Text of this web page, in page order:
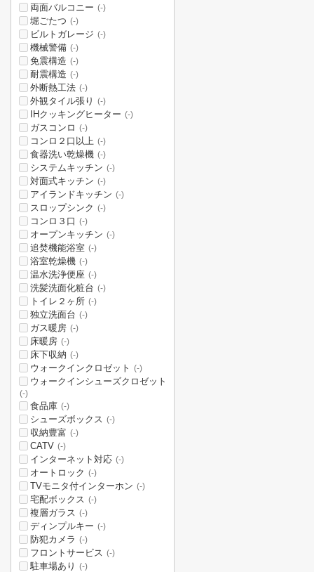
両面バルコニー (-)
堀ごたつ (-)
ビルトガレージ (-)
機械警備 (-)
免震構造 (-)
耐震構造 (-)
外断熱工法 (-)
外観タイル張り (-)
IHクッキングヒーター (-)
ガスコンロ (-)
コンロ２口以上 (-)
食器洗い乾燥機 (-)
システムキッチン (-)
対面式キッチン (-)
アイランドキッチン (-)
スロップシンク (-)
コンロ３口 (-)
オープンキッチン (-)
追焚機能浴室 (-)
浴室乾燥機 (-)
温水洗浄便座 (-)
洗髪洗面化粧台 (-)
トイレ２ヶ所 (-)
独立洗面台 (-)
ガス暖房 (-)
床暖房 (-)
床下収納 (-)
ウォークインクロゼット (-)
ウォークインシューズクロゼット
(-)
食品庫 (-)
シューズボックス (-)
収納豊富 (-)
CATV (-)
インターネット対応 (-)
オートロック (-)
TVモニタ付インターホン (-)
宅配ボックス (-)
複層ガラス (-)
ディンプルキー (-)
防犯カメラ (-)
フロントサービス (-)
駐車場あり (-)